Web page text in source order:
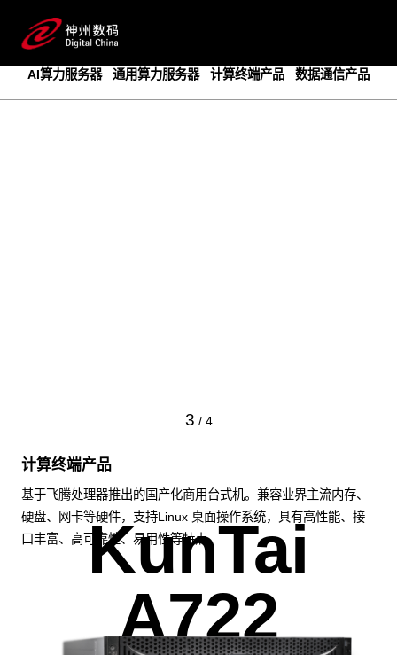
AI算力服务器
通用算力服务器 计算终端产品 数据通信产品
3 / 4
计算终端产品
基于飞腾处理器推出的国产化商用台式机。兼容业界主流内存、
硬盘、网卡等硬件，支持Linux 桌面操作系统，具有高性能、接
口丰富、高可靠性、易用性等特点。
KunTai
A722